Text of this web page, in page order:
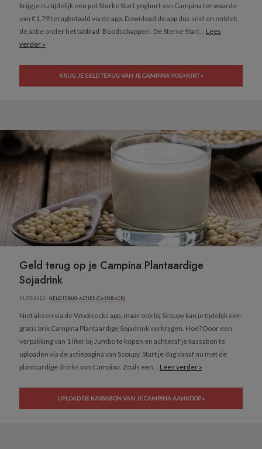
krijg je nu tijdelijk een pot Sterke Start yoghurt van Campina ter waarde
van €1,79 terugbetaald via de app. Download de app dus snel en ontdek
de actie onder het tabblad ‘Boodschappen’. De Sterke Start... Lees
verder »
KRIJG JE GELD TERUG VAN JE CAMPINA YOGHURT »
Geld terug op je Campina Plantaardige
Sojadrink
31/07/2023 ·GELD TERUG ACTIES (CASHBACK)
Niet alleen via de Woolsocks app, maar ook bij Scoupy kan je tijdelijk een
gratis brik Campina Plantaardige Sojadrink verkrijgen. Hoe? Door een
verpakking van 1 liter bij Jumbo te kopen en achteraf je kassabon te
uploaden via de actiepagina van Scoupy. Start je dag vanaf nu met de
plantaardige drinks van Campina. Zoals een... Lees verder »
UPLOAD DE KASSABON VAN JE CAMPINA AANKOOP »